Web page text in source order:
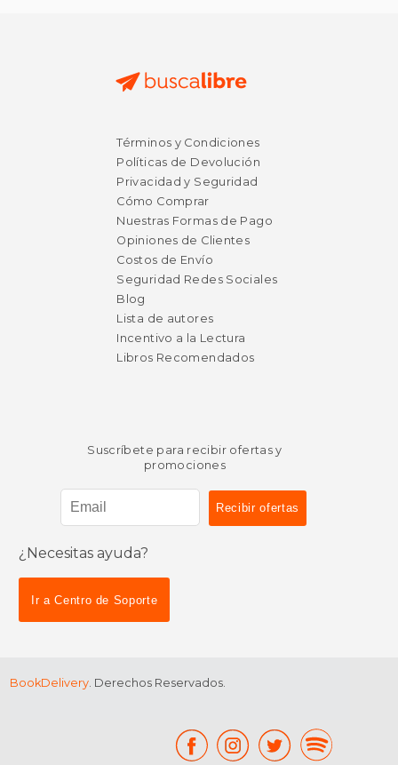
$ 22.95
$ 15.94
15%
15%
Términos y Condiciones
Políticas de Devolución
Privacidad y Seguridad
Cómo Comprar
Nuestras Formas de Pago
Opiniones de Clientes
Costos de Envío
Seguridad Redes Sociales
Blog
Lista de autores
Incentivo a la Lectura
Libros Recomendados
Suscríbete para recibir ofertas y
promociones
¿Necesitas ayuda?
Ir a Centro de Soporte
BookDelivery. Derechos Reservados.